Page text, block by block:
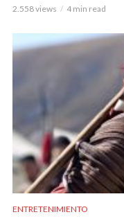
2.558 views 4 min read
ENTRETENIMIENTO